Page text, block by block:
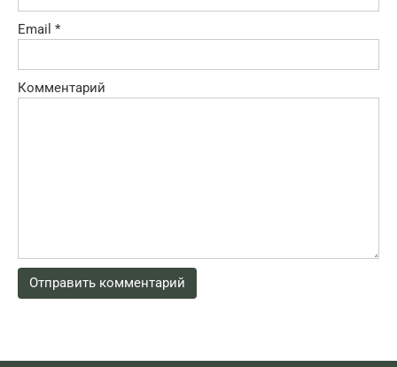
Email *
Комментарий